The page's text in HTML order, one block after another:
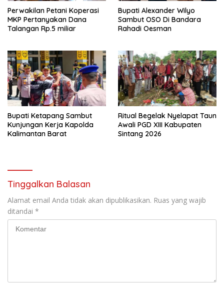
Perwakilan Petani Koperasi
MKP Pertanyakan Dana
Talangan Rp.5 miliar
Bupati Alexander Wilyo
Sambut OSO Di Bandara
Rahadi Oesman
Bupati Ketapang Sambut
Kunjungan Kerja Kapolda
Kalimantan Barat
Ritual Begelak Nyelapat Taun
Awali PGD XIII Kabupaten
Sintang 2026
Tinggalkan Balasan
Alamat email Anda tidak akan dipublikasikan. Ruas yang wajib
ditandai *